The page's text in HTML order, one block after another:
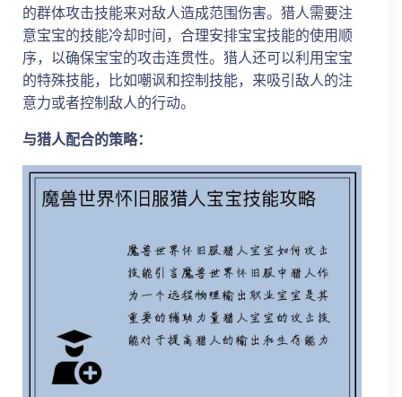
的群体攻击技能来对敌人造成范围伤害。猎人需要注
意宝宝的技能冷却时间，合理安排宝宝技能的使用顺
序，以确保宝宝的攻击连贯性。猎人还可以利用宝宝
的特殊技能，比如嘲讽和控制技能，来吸引敌人的注
意力或者控制敌人的行动。
与猎人配合的策略：